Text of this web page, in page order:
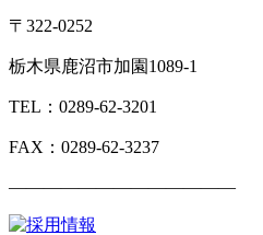
〒322-0252
栃木県鹿沼市加園1089-1
TEL：0289-62-3201
FAX：0289-62-3237
—————————————